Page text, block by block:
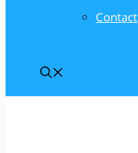
Contact